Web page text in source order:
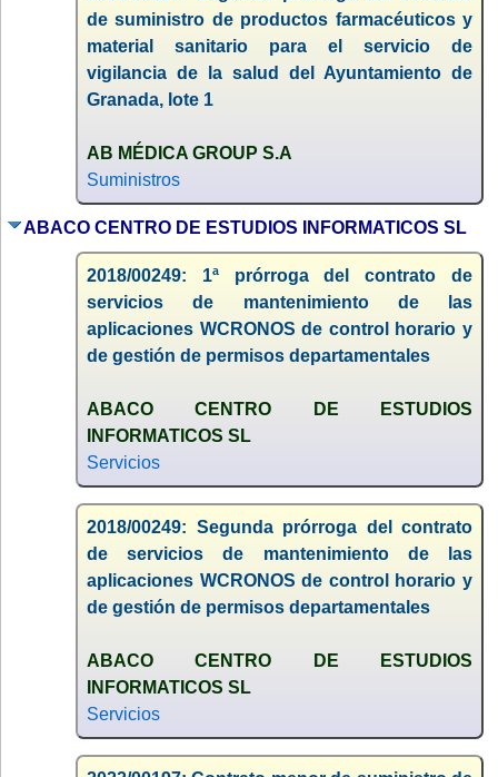
de suministro de productos farmacéuticos y
material sanitario para el servicio de
vigilancia de la salud del Ayuntamiento de
Granada, lote 1
AB MÉDICA GROUP S.A
Suministros
ABACO CENTRO DE ESTUDIOS INFORMATICOS SL
2018/00249: 1ª prórroga del contrato de
servicios de mantenimiento de las
aplicaciones WCRONOS de control horario y
de gestión de permisos departamentales
ABACO CENTRO DE ESTUDIOS
INFORMATICOS SL
Servicios
2018/00249: Segunda prórroga del contrato
de servicios de mantenimiento de las
aplicaciones WCRONOS de control horario y
de gestión de permisos departamentales
ABACO CENTRO DE ESTUDIOS
INFORMATICOS SL
Servicios